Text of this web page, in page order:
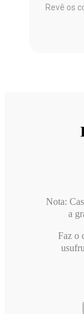
Revê os
Nota:
a
Faz o